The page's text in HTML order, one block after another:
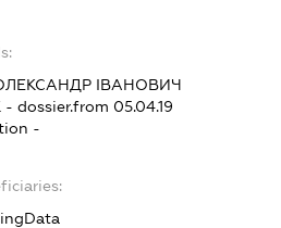
ІВАНОВИЧ
- dossier.from 05.04.19
-